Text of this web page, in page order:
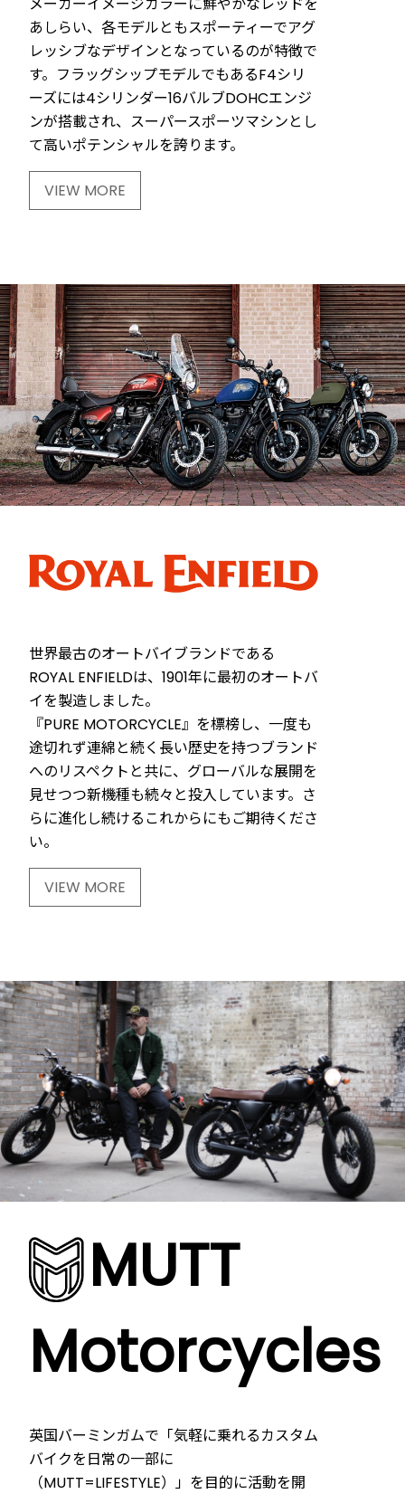
あしらい、各モデルともスポーティーでアグ
レッシブなデザインとなっているのが特徴で
す。フラッグシップモデルでもあるF4シリ
ーズには4シリンダー16バルブDOHCエンジ
ンが搭載され、スーパースポーツマシンとし
て高いポテンシャルを誇ります。
VIEW MORE
世界最古のオートバイブランドである
ROYAL ENFIELDは、1901年に最初のオートバ
イを製造しました。
『PURE MOTORCYCLE』を標榜し、一度も
途切れず連綿と続く長い歴史を持つブランド
へのリスペクトと共に、グローバルな展開を
見せつつ新機種も続々と投入しています。さ
らに進化し続けるこれからにもご期待くださ
い。
VIEW MORE
MUTT
Motorcycles
英国バーミンガムで「気軽に乗れるカスタム
バイクを日常の一部に
（MUTT=LIFESTYLE）」を目的に活動を開